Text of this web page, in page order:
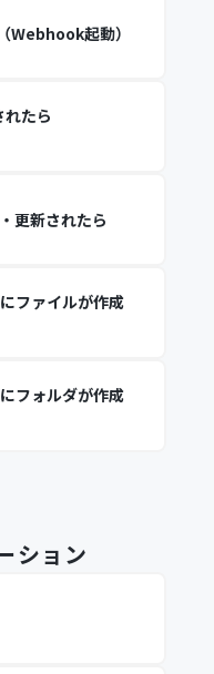
Webhook起動）
たら
更新されたら
ファイルが作成
フォルダが作成
ション